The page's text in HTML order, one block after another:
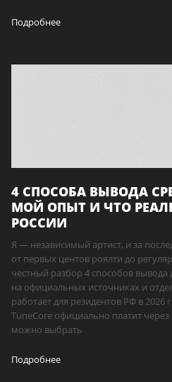
Подробнее
4 СПОСОБА ВЫВОДА
МОЙ ОПЫТ И ЧТО
РОССИИ
Я — независимый артист, и за
от первых центов роялти до
честный разбор 4 способов вывода
на официальных источниках и
работает для резидентов РФ в 2026
TuneCore официально платит
можно выбрать
Подробнее